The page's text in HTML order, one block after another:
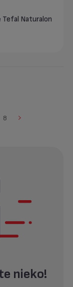
Tefal Naturalon
8
nieko!